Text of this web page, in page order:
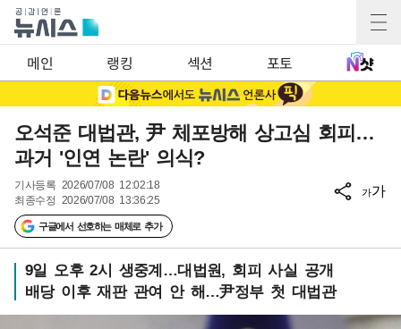
메인 랭킹 섹션 포토
오석준 대법관, 尹 체포방해 상고심 회피…
과거 '인연 논란' 의식?
기사등록 2026/07/08 12:02:18
최종수정 2026/07/08 13:36:25
구글에서 선호하는 매체로 추가
가가
9일 오후 2시 생중계…대법원, 회피 사실 공개
배당 이후 재판 관여 안 해…尹정부 첫 대법관